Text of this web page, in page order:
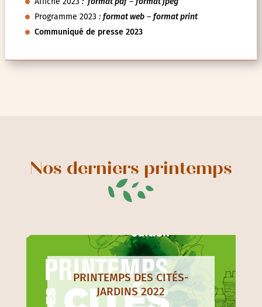
Programme 2023 : format web– format print
Communiqué de presse 2023
Nos derniers printemps
PRINTEMPS DES CITÉS-
JARDINS 2022